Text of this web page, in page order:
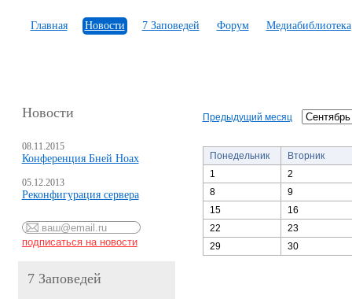
Главная Новости 7 Заповедей Форум Медиабиблиотека
Новости
08.11.2015
Конференция Бней Ноах
05.12.2013
Реконфигурация сервера
7 Заповедей
Предыдущий месяц
Понедельник
Вторник
1
2
8
9
15
16
22
23
29
30